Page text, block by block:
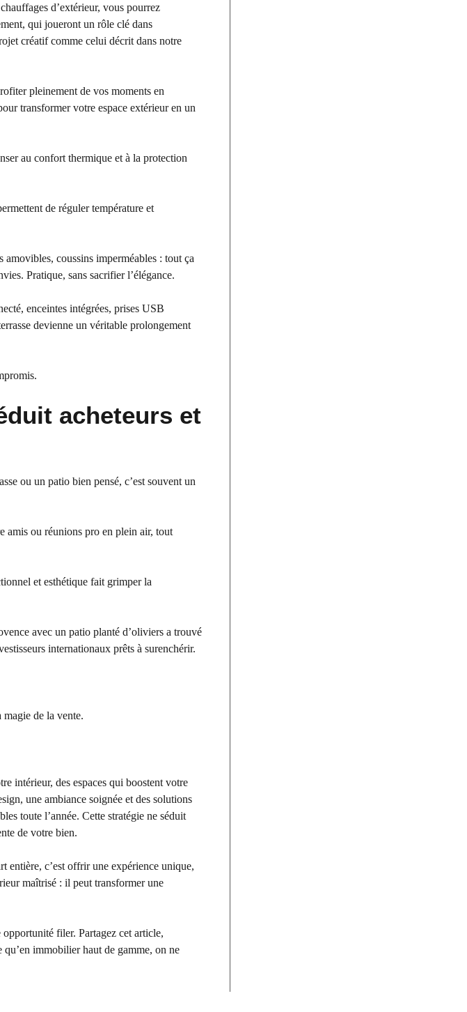
d’extérieur, vous pourrez
qui joueront un rôle clé dans
créatif comme celui décrit dans notre
pleinement de vos moments en
transformer votre espace extérieur en un
au confort thermique et à la protection
de réguler température et
amovibles, coussins imperméables : tout ça
Pratique, sans sacrifier l’élégance.
enceintes intégrées, prises USB
devienne un véritable prolongement
acheteurs et
ou un patio bien pensé, c’est souvent un
amis ou réunions pro en plein air, tout
et esthétique fait grimper la
avec un patio planté d’oliviers a trouvé
internationaux prêts à surenchérir.
magie de la vente.
intérieur, des espaces qui boostent votre
une ambiance soignée et des solutions
toute l’année. Cette stratégie ne séduit
de votre bien.
entière, c’est offrir une expérience unique,
maîtrisé : il peut transformer une
filer. Partagez cet article,
immobilier haut de gamme, on ne